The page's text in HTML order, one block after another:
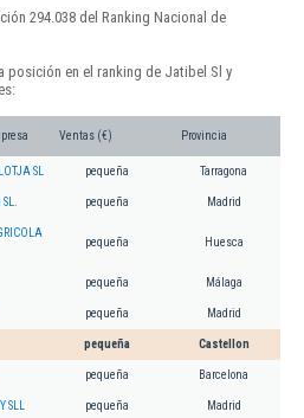
294.038 del Ranking Nacional de
posición en el ranking de Jatibel Sl y
Ventas (€) Provincia
SL pequeña Tarragona
pequeña Madrid
pequeña Huesca
pequeña Málaga
pequeña Madrid
pequeña Castellon
pequeña Barcelona
SLL pequeña Madrid